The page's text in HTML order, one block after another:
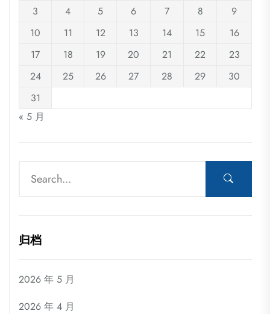
3
4 5 6 7 8
9
10
11 12 13 14 15
16
17
18 19 20 21 22
23
24
25 26 27 28 29
30
31
« 5 月
归档
2026 年 5 月
2026 年 4 月